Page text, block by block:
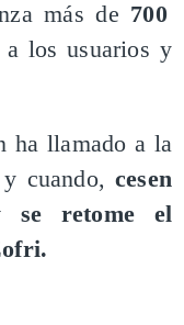
más de 700
a los usuarios y
ha llamado a la
y cuando,cesen
se retome el